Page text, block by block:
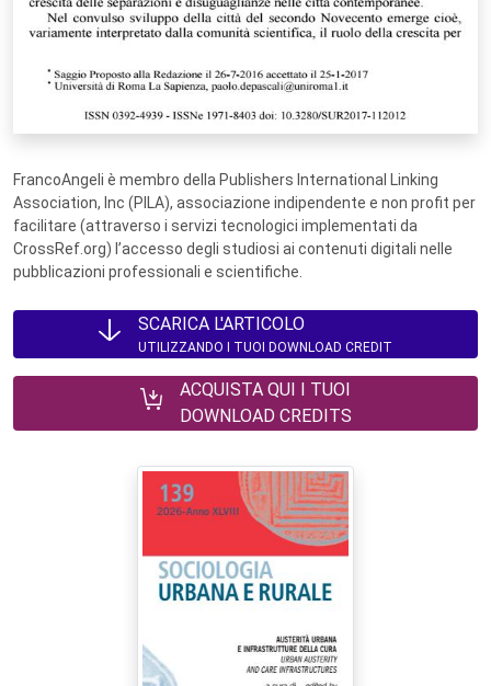
FrancoAngeli è membro della Publishers International Linking
Association, Inc (PILA), associazione indipendente e non profit per
facilitare (attraverso i servizi tecnologici implementati da
CrossRef.org) l’accesso degli studiosi ai contenuti digitali nelle
pubblicazioni professionali e scientifiche.
SCARICA L'ARTICOLO
UTILIZZANDO I TUOI DOWNLOAD CREDIT
ACQUISTA QUI I TUOI
DOWNLOAD CREDITS